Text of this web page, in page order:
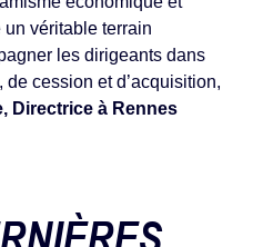
véritable terrain
les dirigeants dans
cession et d’acquisition,
Directrice à Rennes